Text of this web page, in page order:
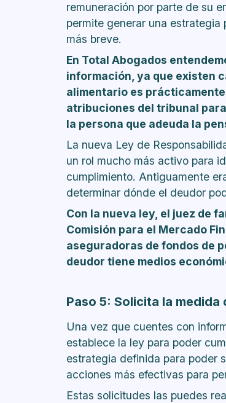
remuneración por parte de su
permite generar una
más breve.
En Total Abogados
información, ya que existen
alimentario es
atribuciones del tribunal
la persona que adeuda la
La nueva Ley de
un rol mucho más activo para
cumplimiento. Antiguamente
determinar dónde el deudor
Con la nueva ley, el juez de
Comisión para el Mercado
aseguradoras de fondos de
deudor tiene medios
Paso 5: Solicita la
Una vez que cuentes con
establece la ley para poder
estrategia definida para poder
acciones más efectivas para
Estas solicitudes las puedes